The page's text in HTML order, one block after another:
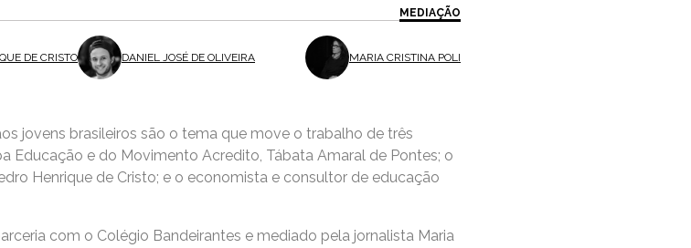
DE CRISTO DANIEL JOSÉ DE OLIVEIRA
MEDIAÇÃO
MARIA CRISTINA POLI
jovens brasileiros são o tema que move o trabalho de três
Educação e do Movimento Acredito, Tábata Amaral de Pontes; o
Henrique de Cristo; e o economista e consultor de educação
com o Colégio Bandeirantes e mediado pela jornalista Maria